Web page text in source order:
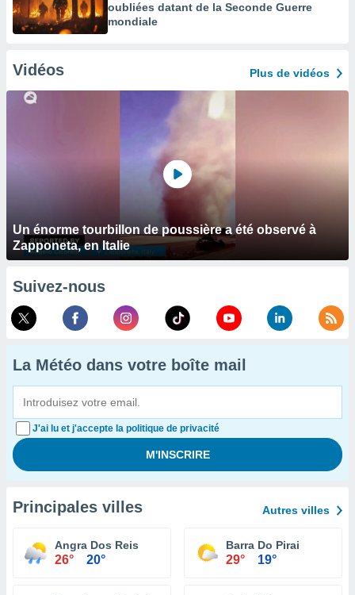
oubliées datant de la Seconde Guerre
mondiale
Vidéos Plus de vidéos
Un énorme tourbillon de poussière a été observé à
Zapponeta, en Italie
Suivez-nous
La Météo dans votre boîte mail
J'ai lu et j'accepte la politique de privacité
Principales villes Autres villes
Angra Dos Reis
26° 20°
Barra Do Pirai
29° 19°